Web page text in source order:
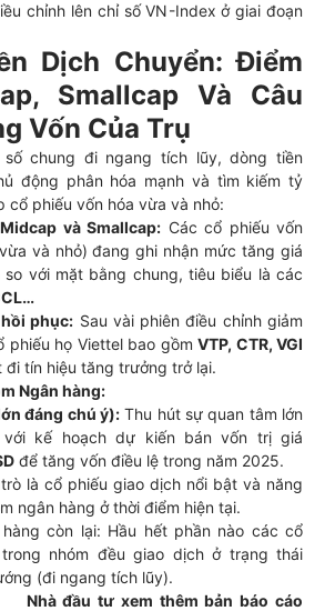
chỉnh lên chỉ số VN-Index ở giai đoạn
Dịch Chuyển: Điểm
Smallcap Và Câu
Vốn Của Trụ
chung đi ngang tích lũy, dòng tiền
động phân hóa mạnh và tìm kiếm tỷ
cổ phiếu vốn hóa vừa và nhỏ:
và Smallcap: Các cổ phiếu vốn
và nhỏ) đang ghi nhận mức tăng giá
với mặt bằng chung, tiêu biểu là các
phục: Sau vài phiên điều chỉnh giảm
phiếu họ Viettel bao gồmVTP, CTR, VGI
tín hiệu tăng trưởng trở lại.
Ngân hàng:
đáng chú ý): Thu hút sự quan tâm lớn
kế hoạch dự kiến bán vốn trị giá
để tăng vốn điều lệ trong năm 2025.
là cổ phiếu giao dịch nổi bật và năng
ngân hàng ở thời điểm hiện tại.
còn lại: Hầu hết phần nào các cổ
nhóm đều giao dịch ở trạng thái
(đi ngang tích lũy).
Nhà đầu tư xem thêm bản báo cáo